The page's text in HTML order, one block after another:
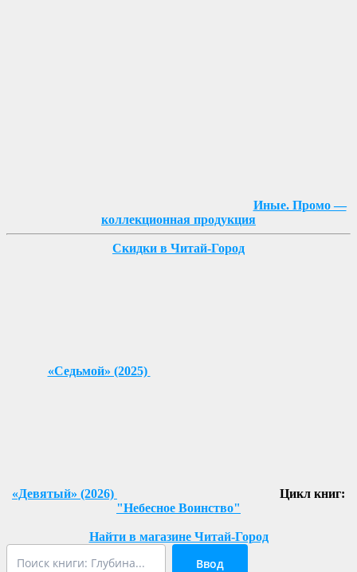
Иные. Промо —
коллекционная продукция
Скидки в Читай-Город
«Седьмой» (2025)
«Девятый» (2026)
Цикл книг:
"Небесное Воинство"
Найти в магазине Читай-Город
Ввод